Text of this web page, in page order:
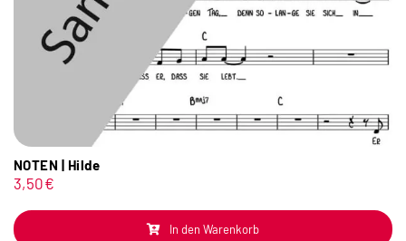
NOTEN | Hilde
3,50€
In den Warenkorb